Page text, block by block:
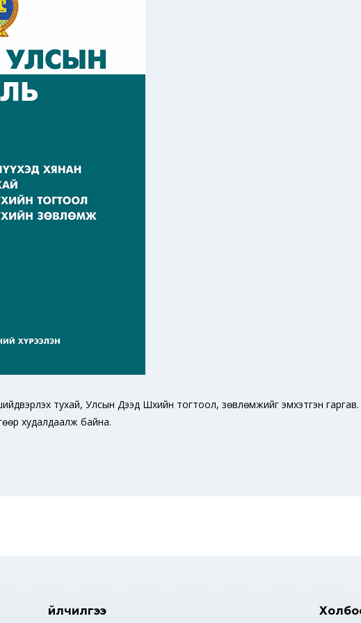
тухай, Улсын Дээд Шүүхийн тогтоол, зөвлөмжийг эмхэтгэн
худалдаалж байна.
Үйлчилгээ